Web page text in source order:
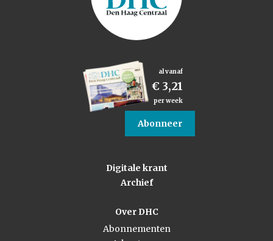
al vanaf
€ 3,21
per week
Abonneer
Digitale krant
Archief
Over DHC
Abonnementen